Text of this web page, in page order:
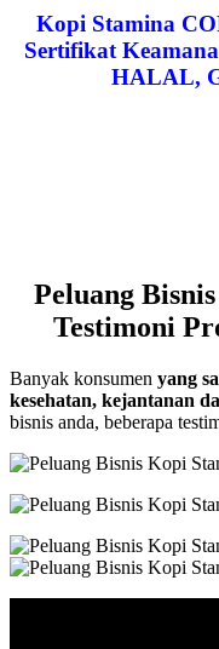
Kopi Stamina
Sertifikat
HALAL,
Peluang
Testimoni
Banyak konsumen yang
kesehatan, kejantanan
bisnis anda, beberapa